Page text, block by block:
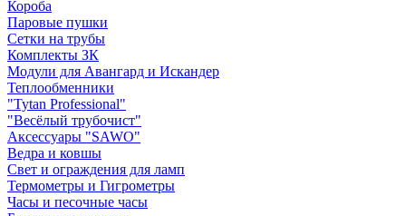
Короба
Паровые пушки
Сетки на трубы
Комплекты ЗК
Модули для Авангард и Искандер
Теплообменники
"Tytan Professional"
"Весёлый трубочист"
Аксессуары "SAWO"
Ведра и ковшы
Свет и ограждения для ламп
Термометры и Гигрометры
Часы и песочные часы